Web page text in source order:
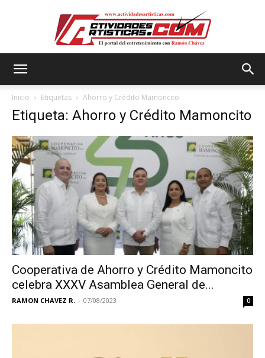
Inicio Etiquetas Ahorro y Crédito Mamoncito
Etiqueta: Ahorro y Crédito Mamoncito
Cooperativa de Ahorro y Crédito Mamoncito
celebra XXXV Asamblea General de...
RAMON CHAVEZ R. - 07/08/2023 0